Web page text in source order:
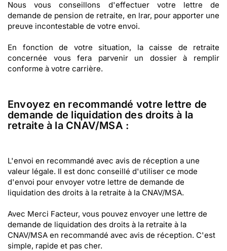
Nous vous conseillons d'effectuer votre lettre de
demande de pension de retraite, en lrar, pour apporter une
preuve incontestable de votre envoi.
En fonction de votre situation, la caisse de retraite
concernée vous fera parvenir un dossier à remplir
conforme à votre carrière.
Envoyez en recommandé votre lettre de
demande de liquidation des droits à la
retraite à la CNAV/MSA :
L'envoi en recommandé avec avis de réception a une
valeur légale. Il est donc conseillé d'utiliser ce mode
d'envoi pour envoyer votre lettre de demande de
liquidation des droits à la retraite à la CNAV/MSA.
Avec Merci Facteur, vous pouvez envoyer une lettre de
demande de liquidation des droits à la retraite à la
CNAV/MSA en recommandé avec avis de réception. C'est
simple, rapide et pas cher.